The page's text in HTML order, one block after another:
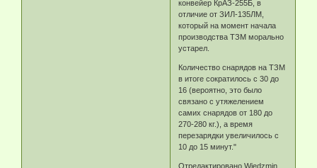
конвейер КрАЗ-255Б, в
отличие от ЗИЛ-135ЛМ,
который на момент начала
производства ТЗМ морально
устарел.
Количество снарядов на ТЗМ
в итоге сократилось с 30 до
16 (вероятно, это было
связано с утяжелением
самих снарядов от 180 до
270-280 кг.), а время
перезарядки увеличилось с
10 до 15 минут."
Отредактировано Wiedzmin